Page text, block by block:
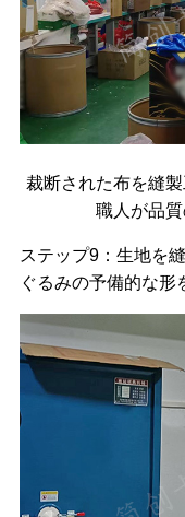
裁断された布を縫
職人が品質
ステップ9：生地を
ぐるみの予備的な形